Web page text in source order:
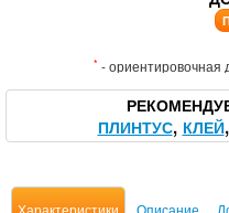
* - ориентировочная
ПЛИНТУС КЛЕЙ
Характеристики Описание